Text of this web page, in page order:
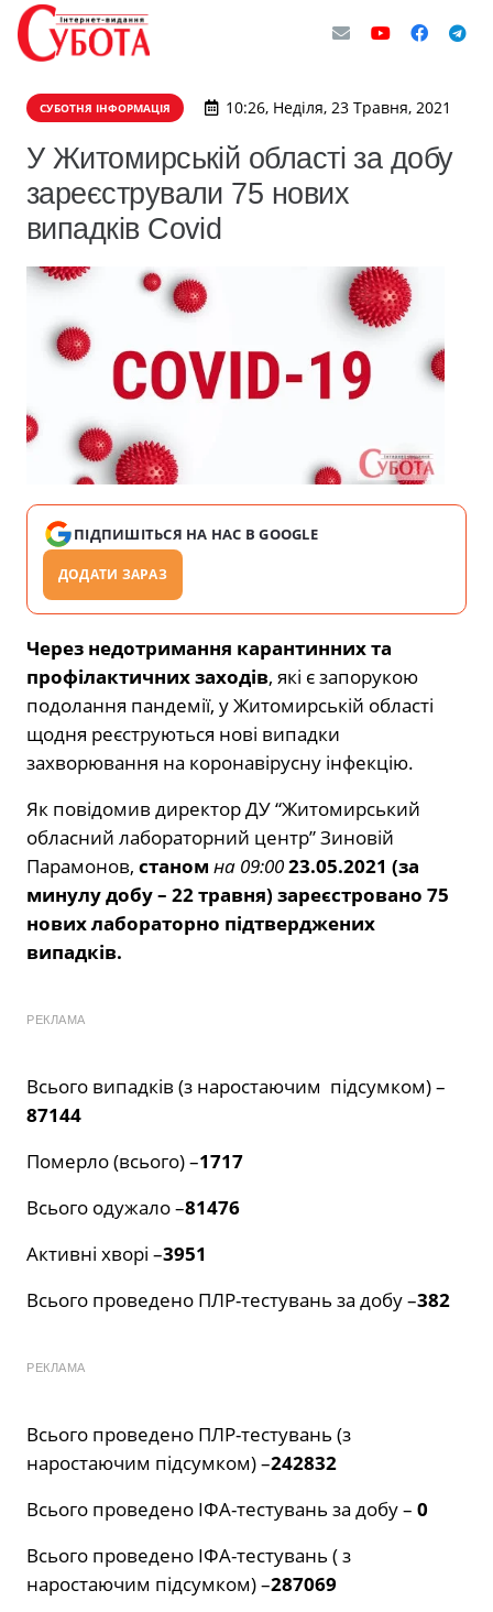
СУБОТНЯ ІНФОРМАЦІЯ 10:26, Неділя, 23 Травня, 2021
У Житомирській області за добу
зареєстрували 75 нових
випадків Covid
ПІДПИШІТЬСЯ НА НАС В GOOGLE
ДОДАТИ ЗАРАЗ
Через недотримання карантинних та
профілактичних заходів, які є запорукою
подолання пандемії, у Житомирській області
щодня реєструються нові випадки
захворювання на коронавірусну інфекцію.
Як повідомив директор ДУ “Житомирський
обласний лабораторний центр” Зиновій
Парамонов, станом на 09:0023.05.2021 (за
минулу добу – 22 травня) зареєстровано 75
нових лабораторно підтверджених
випадків.
РЕКЛАМА
Всього випадків (з наростаючим підсумком) –
87144
Померло (всього) –1717
Всього одужало –81476
Активні хворі –3951
Всього проведено ПЛР-тестувань за добу –382
РЕКЛАМА
Всього проведено ПЛР-тестувань (з
наростаючим підсумком) –242832
Всього проведено ІФА-тестувань за добу – 0
Всього проведено ІФА-тестувань ( з
наростаючим підсумком) –287069